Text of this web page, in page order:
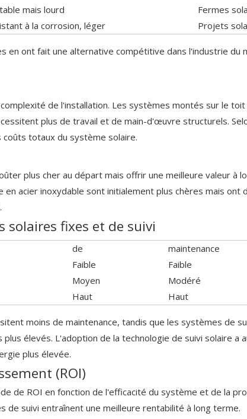
mais lourd
Fermes
à la corrosion, léger Projets
en ont fait une alternative compétitive dans l'industrie du
de l'installation. Les systèmes montés sur le
plus de travail et de main-d'œuvre structurels.
totaux du système solaire.
plus cher au départ mais offrir une meilleure valeur à
acier inoxydable sont initialement plus chères mais
solaires fixes et de suivi
de maintenance
Faible Faible
Moyen Modéré
Haut Haut
moins de maintenance, tandis que les systèmes de
élevés. L'adoption de la technologie de suivi solaire a
plus élevée.
(ROI)
de ROI en fonction de l'efficacité du système et de la
suivi entraînent une meilleure rentabilité à long terme.